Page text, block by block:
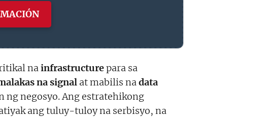
nainfrastructurepara sa
na signal at mabilis nadata
ng negosyo. Ang estratehikong
ang tuluy-tuloy na serbisyo, na